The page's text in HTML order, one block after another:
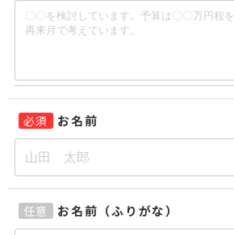
必須 お名前
任意 お名前（ふりがな）